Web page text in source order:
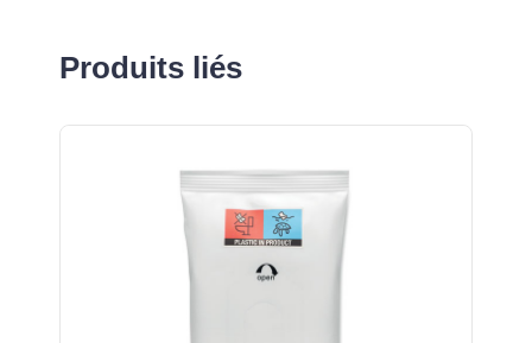
Produits liés